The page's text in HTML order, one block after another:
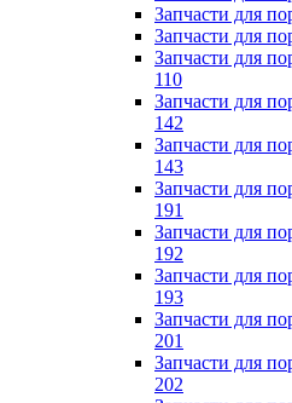
Запчасти для
Запчасти для
Запчасти для
110
Запчасти для
142
Запчасти для
143
Запчасти для
191
Запчасти для
192
Запчасти для
193
Запчасти для
201
Запчасти для
202